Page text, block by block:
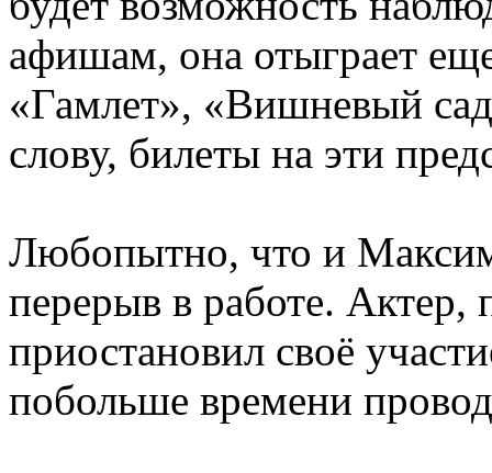
афишам, она отыграет
«Гамлет», «Вишневый
слову, билеты на эти
Любопытно, что и
перерыв в работе.
приостановил своё
побольше времени